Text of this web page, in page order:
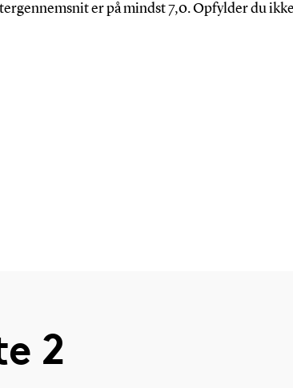
er på mindst 7,0. Opfylder du ikke
2